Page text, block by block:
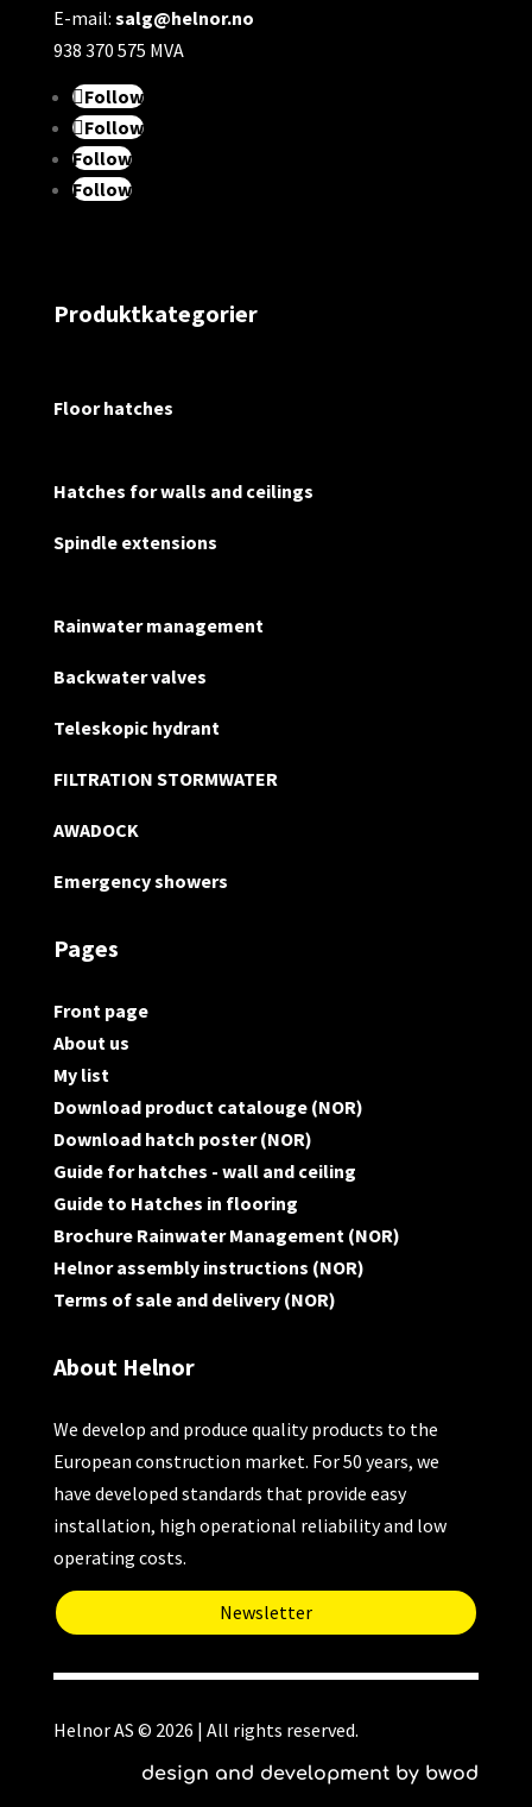
E-mail: salg@helnor.no
938 370 575 MVA
Follow
Follow
Follow
Follow
Produktkategorier
Floor hatches
Hatches for walls and ceilings
Spindle extensions
Rainwater management
Backwater valves
Teleskopic hydrant
FILTRATION STORMWATER
AWADOCK
Emergency showers
Pages
Front page
About us
My list
Download product catalouge (NOR)
Download hatch poster (NOR)
Guide for hatches - wall and ceiling
Guide to Hatches in flooring
Brochure Rainwater Management (NOR)
Helnor assembly instructions (NOR)
Terms of sale and delivery (NOR)
About Helnor
We develop and produce quality products to the
European construction market. For 50 years, we
have developed standards that provide easy
installation, high operational reliability and low
operating costs.
Newsletter
Helnor AS © 2026 | All rights reserved.
design and development by bwod